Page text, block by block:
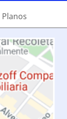
Planos